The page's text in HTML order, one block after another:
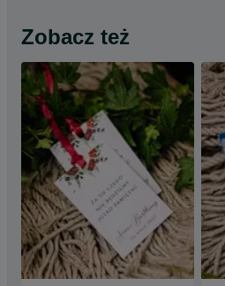
Zobacz też